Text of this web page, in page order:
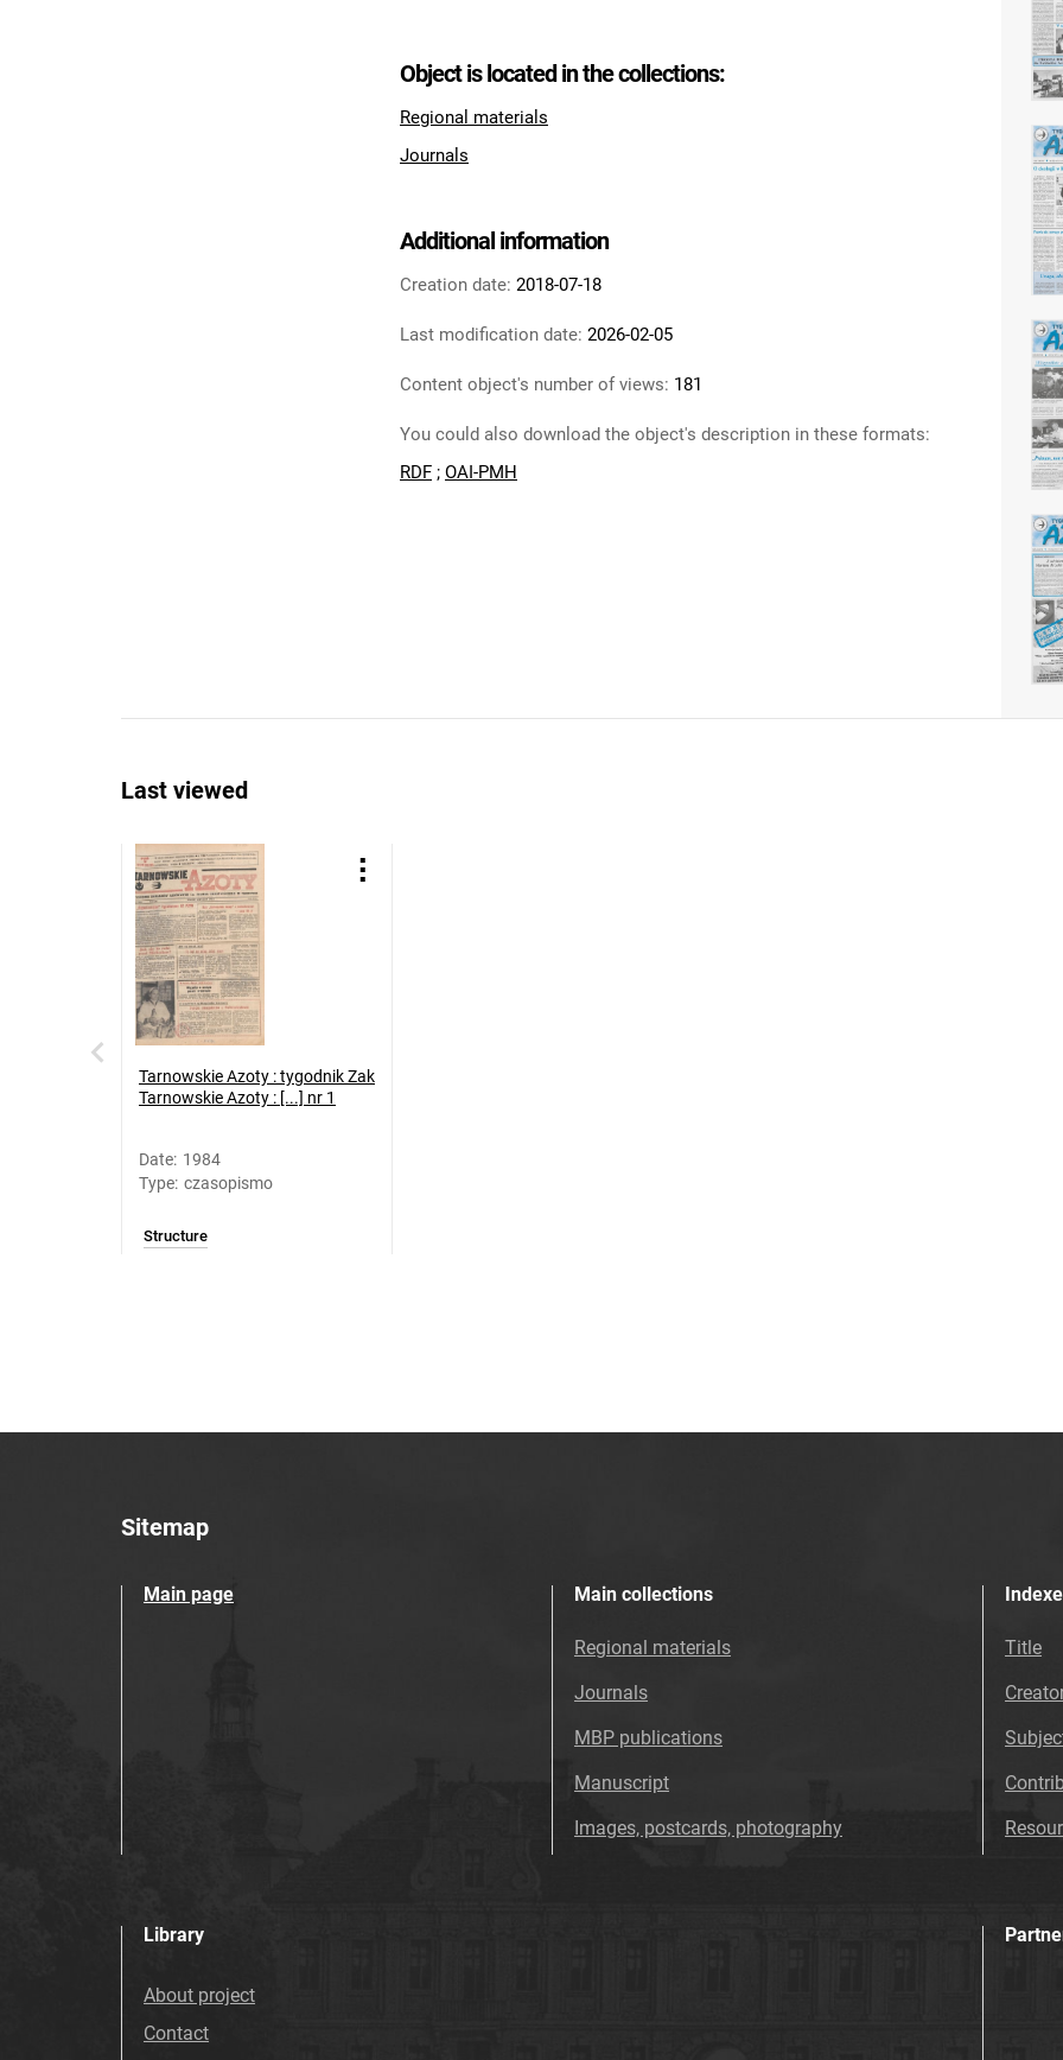
Object is located in the collections:
Regional materials
Journals
Additional information
Creation date: 2018-07-18
Last modification date: 2026-02-05
Content object's number of views: 181
You could also download the object's description in these formats:
RDF ; OAI-PMH
Last viewed
Tarnowskie Azoty : tygodnik Zak
Tarnowskie Azoty : [...] nr 1
Date: 1984
Type: czasopismo
Structure
Sitemap
Main page Main collections
Regional materials
Journals
MBP publications
Manuscript
Images, postcards, photography
Title
Library
About project
Contact